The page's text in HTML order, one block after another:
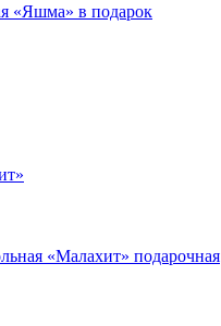
«Яшма» в подарок
«Малахит» подарочная